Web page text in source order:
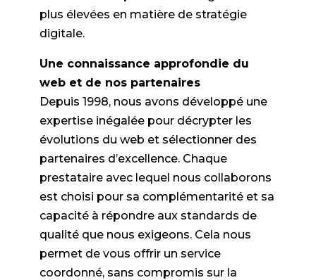
plus élevées en matière de stratégie
digitale.
Une connaissance approfondie du
web et de nos partenaires
Depuis 1998, nous avons développé une
expertise inégalée pour décrypter les
évolutions du web et sélectionner des
partenaires d’excellence. Chaque
prestataire avec lequel nous collaborons
est choisi pour sa complémentarité et sa
capacité à répondre aux standards de
qualité que nous exigeons. Cela nous
permet de vous offrir un service
coordonné, sans compromis sur la